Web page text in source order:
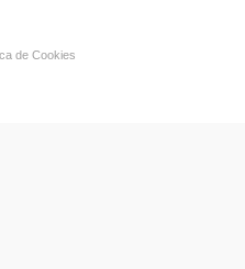
de Cookies